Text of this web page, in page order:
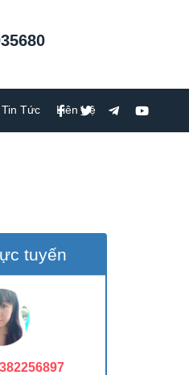
Tin Tức Liên Hệ
tuyến